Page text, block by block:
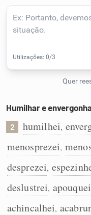
Caça-palavras
Dicionário
Sinônimos
Humilhar e
2 humilhei,
menosprezei,
desprezei,
deslustrei, apouquei
achincalhei,